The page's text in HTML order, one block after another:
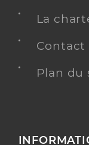
La
Contact
Plan du